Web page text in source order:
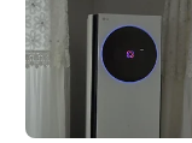
도 16GB로 그대로인데 현
해 가격이 인상된 주요 원인
면 어떤 특징이 있을까요? 레..